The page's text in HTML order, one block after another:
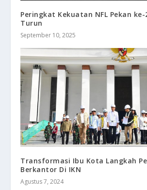
Peringkat Kekuatan NFL Pekan
Turun
September 10, 2025
Transformasi Ibu Kota Langkah
Berkantor Di IKN
Agustus 7, 2024